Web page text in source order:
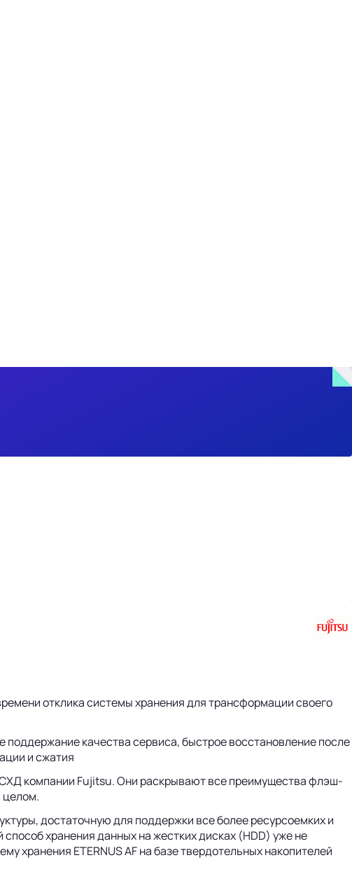
отклика системы хранения для трансформации своего
качества сервиса, быстрое восстановление после
и сжатия
компании Fujitsu. Они раскрывают все преимущества флэш-
целом.
достаточную для поддержки все более ресурсоемких и
хранения данных на жестких дисках (HDD) уже не
хранения ETERNUS AF на базе твердотельных накопителей